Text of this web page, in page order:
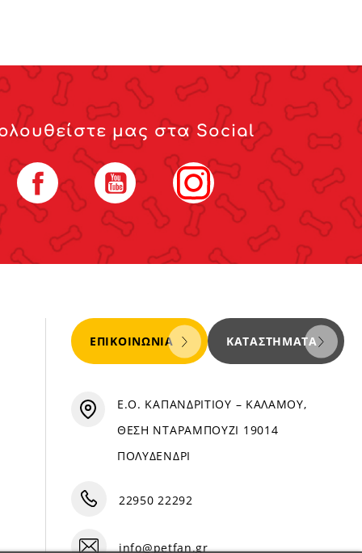
μας στα Social
Facebook YouTube Instagram
ΕΠΙΚΟΙΝΩΝΊΑ ΚΑΤΑΣΤΉΜΑΤΑ
Ε.Ο. ΚΑΠΑΝΔΡΙΤΙΟΥ – ΚΑΛΑΜΟΥ,
ΘΕΣΗ ΝΤΑΡΑΜΠΟΥΖΙ 19014
ΠΟΛΥΔΕΝΔΡΙ
22950 22292
info@petfan.gr